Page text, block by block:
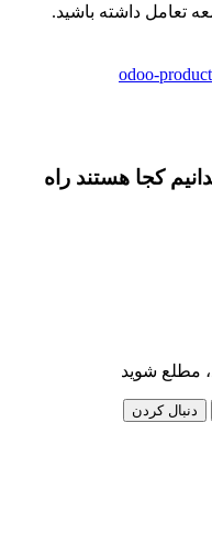
تعامل داشته باشید.
odoo-
کجا هستند راه
مطلع شوید
دنبال کردن